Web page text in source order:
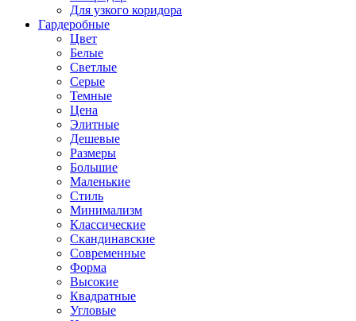
Для узкого коридора
Гардеробные
Цвет
Белые
Светлые
Серые
Темные
Цена
Элитные
Дешевые
Размеры
Большие
Маленькие
Стиль
Минимализм
Классические
Скандинавские
Современные
Форма
Высокие
Квадратные
Угловые